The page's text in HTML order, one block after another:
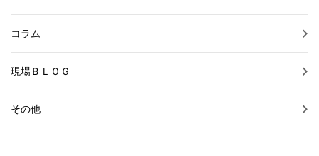
コラム
現場ＢＬＯＧ
その他